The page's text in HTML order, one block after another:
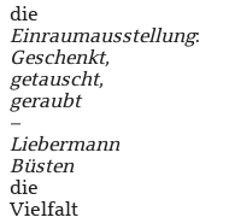
die
Einraumausstellung:
Geschenkt,
getauscht,
geraubt
–
Liebermann
Büsten
die
Vielfalt